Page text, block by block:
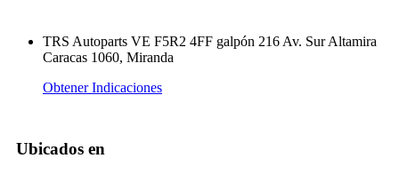
TRS Autoparts VE F5R2 4FF galpón 216 Av. Sur Altamira
Caracas 1060, Miranda
Obtener Indicaciones
Ubicados en